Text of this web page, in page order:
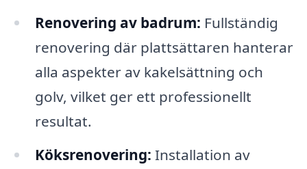
Renovering av badrum: Fullständig
renovering där plattsättaren hanterar
alla aspekter av kakelsättning och
golv, vilket ger ett professionellt
resultat.
Köksrenovering: Installation av